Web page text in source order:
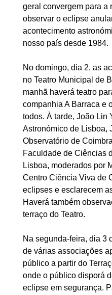
geral convergem para a
observar o eclipse
acontecimento
nosso país desde 1984.
No domingo, dia 2, as
no Teatro Municipal de
manhã haverá teatro
companhia A Barraca e
todos. À tarde, João Lin
Astronómico de Lisboa,
Observatório de
Faculdade de Ciências
Lisboa, moderados por
Centro Ciência Viva de
eclipses e esclarecem
Haverá também
terraço do Teatro.
Na segunda-feira, dia 3
de várias associações
público a partir do
onde o público disporá
eclipse em segurança.